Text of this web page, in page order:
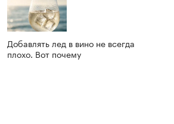
Добавлять лед в вино не всегда
плохо. Вот почему